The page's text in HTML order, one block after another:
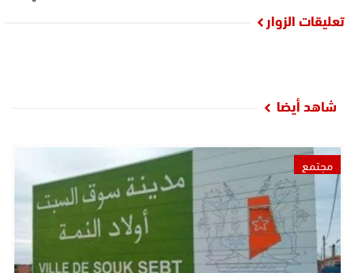
تعليقات الزوار
شاهد أيضا
مجتمع